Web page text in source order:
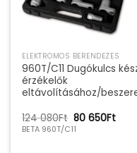
ELEKTROMOS BERENDEZÉS
960T/C11 Dugókulcs
érzékelők
eltávolításához/
124 080Ft Original
price
was:
80 650Ft
BETA 960T/C11